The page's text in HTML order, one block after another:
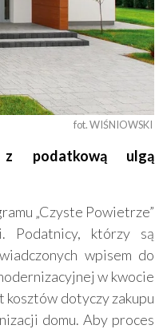
fot. WIŚNIOWSKI
z podatkową ulgą
„Czyste Powietrze”
Podatnicy, którzy są
wpisem do
w kwocie
kosztów dotyczy zakupu
domu. Aby proces